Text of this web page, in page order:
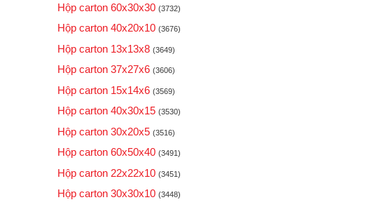
Hộp carton 60x30x30 (3732)
Hộp carton 40x20x10 (3676)
Hộp carton 13x13x8 (3649)
Hộp carton 37x27x6 (3606)
Hộp carton 15x14x6 (3569)
Hộp carton 40x30x15 (3530)
Hộp carton 30x20x5 (3516)
Hộp carton 60x50x40 (3491)
Hộp carton 22x22x10 (3451)
Hộp carton 30x30x10 (3448)